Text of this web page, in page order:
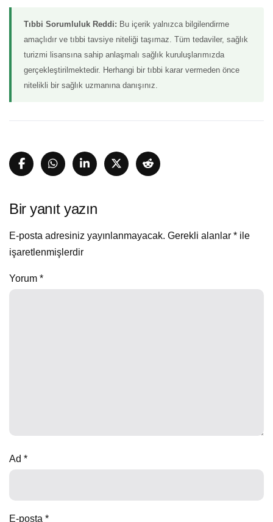
Tıbbi Sorumluluk Reddi: Bu içerik yalnızca bilgilendirme
amaçlıdır ve tıbbi tavsiye niteliği taşımaz. Tüm tedaviler, sağlık
turizmi lisansına sahip anlaşmalı sağlık kuruluşlarımızda
gerçekleştirilmektedir. Herhangi bir tıbbi karar vermeden önce
nitelikli bir sağlık uzmanına danışınız.
Bir yanıt yazın
E-posta adresiniz yayınlanmayacak. Gerekli alanlar * ile
işaretlenmişlerdir
Yorum *
Ad *
E-posta *